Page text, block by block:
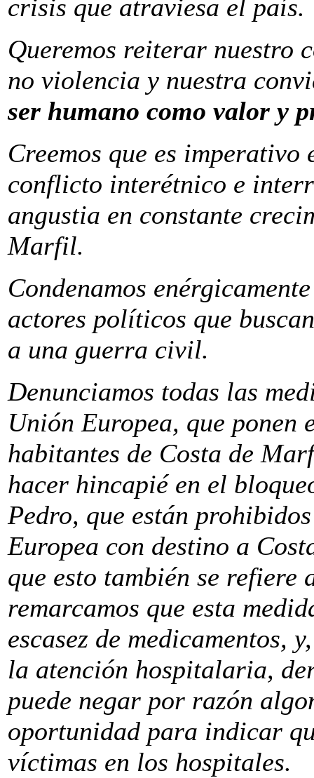
crisis que atraviesa el país.
Queremos reiterar nuestro
no violencia y nuestra
ser humano como valor y
Creemos que es
conflicto interétnico e
angustia en constante
Marfil.
Condenamos
actores políticos que
a una guerra civil.
Denunciamos todas las
Unión Europea, que ponen
habitantes de Costa de
hacer hincapié en el
Pedro, que están
Europea con destino a
que esto también se refiere
remarcamos que esta
escasez de medicamentos,
la atención hospitalaria,
puede negar por razón
oportunidad para indicar
víctimas en los hospitales.